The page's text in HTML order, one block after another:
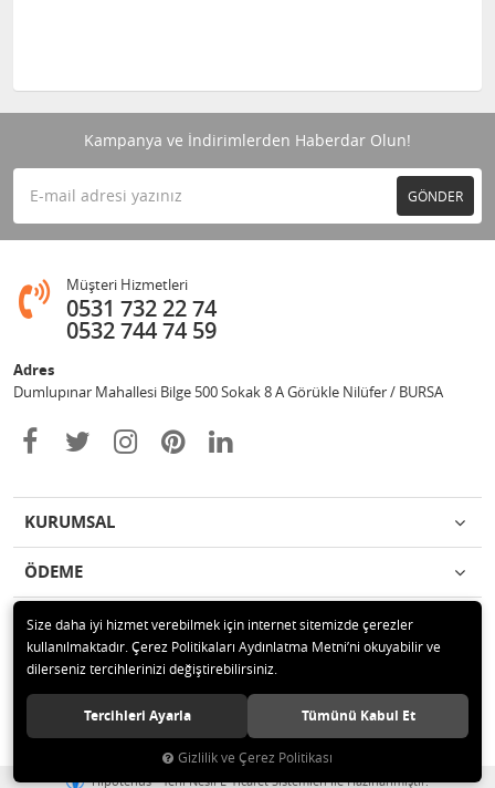
Kampanya ve İndirimlerden Haberdar Olun!
GÖNDER
Müşteri Hizmetleri
0531 732 22 74
0532 744 74 59
Adres
Dumlupınar Mahallesi Bilge 500 Sokak 8 A Görükle Nilüfer / BURSA
KURUMSAL
ÖDEME
İLETİŞİM
© 2020 MAG OTOMOTİV Tüm hakları saklıdır.
Hipotenüs Yeni Nesil E-Ticaret Sistemleri ile Hazırlanmıştır.
Size daha iyi hizmet verebilmek için internet sitemizde çerezler
kullanılmaktadır. Çerez Politikaları Aydınlatma Metni’ni okuyabilir ve
dilerseniz tercihlerinizi değiştirebilirsiniz.
Tercihleri Ayarla Tümünü Kabul Et
Gizlilik ve Çerez Politikası